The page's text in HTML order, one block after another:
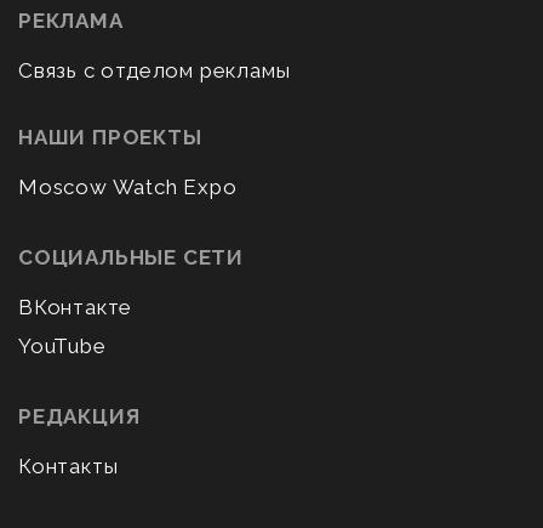
РЕКЛАМА
Связь с отделом рекламы
НАШИ ПРОЕКТЫ
Moscow Watch Expo
СОЦИАЛЬНЫЕ СЕТИ
ВКонтакте
YouTube
РЕДАКЦИЯ
Контакты